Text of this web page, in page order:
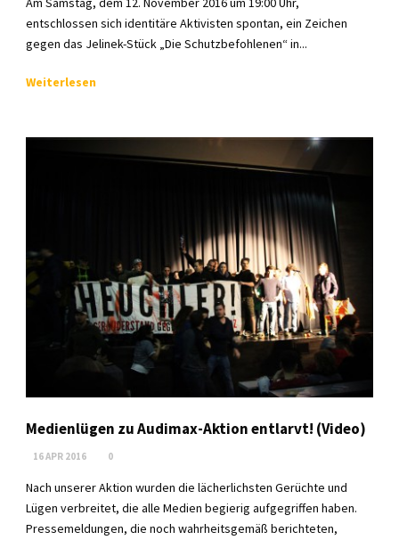
entschlossen sich identitäre Aktivisten spontan, ein Zeichen
gegen das Jelinek-Stück „Die Schutzbefohlenen“ in...
Weiterlesen
Medienlügen zu Audimax-Aktion entlarvt! (Video)
16 APR 2016 0
Nach unserer Aktion wurden die lächerlichsten Gerüchte und
Lügen verbreitet, die alle Medien begierig aufgegriffen haben.
Pressemeldungen, die noch wahrheitsgemäß berichteten,